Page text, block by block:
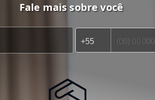
Fale mais sobre você